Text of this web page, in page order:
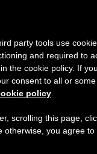
والفرح" من
party tools use
and required to
the cookie policy. If
consent to all or some
policy
scrolling this page,
otherwise, you agree to